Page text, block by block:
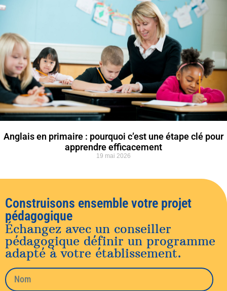
Anglais en primaire : pourquoi c’est une étape clé pour
apprendre efficacement
19 mai 2026
Construisons ensemble votre projet
pédagogique
Échangez avec un conseiller
pédagogique définir un programme
adapté à votre établissement.